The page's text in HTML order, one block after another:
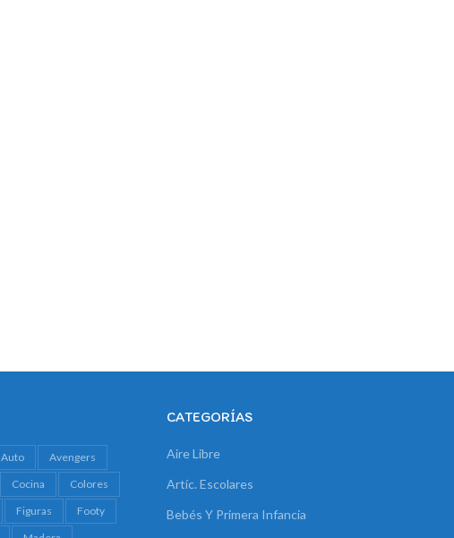
Auto
Avengers
Cocina
Colores
Figuras
Footy
CATEGORÍAS
Aire Libre
Artíc. Escolares
Bebés Y Primera Infancia